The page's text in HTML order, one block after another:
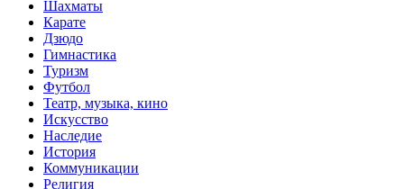
Шахматы
Карате
Дзюдо
Гимнастика
Туризм
Футбол
Театр, музыка, кино
Искусство
Наследие
История
Коммуникации
Религия